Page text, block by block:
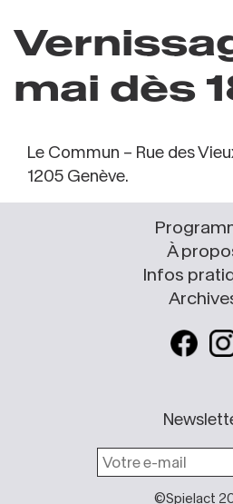
mai dès
Le Commun – Rue des
1205 Genève.
À
Infos
©Spielact